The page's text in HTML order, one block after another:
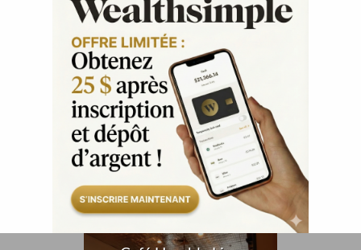
Ou inscrivez-vous
Accueil
3
Mes favoris
Publier une activité
Café Humble Lion
NOUVELLES
THERMOPOMPE À
MONTRÉAL : LE
CONFORT QUATRE
SAISONS SANS SE BATTRE
ORTHODONTIE À
MONTRÉAL : QUAND
POURQUOI
UN SPÉCIALISTE ?